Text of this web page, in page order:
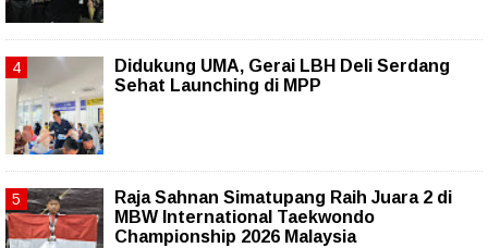
Didukung UMA, Gerai LBH Deli Serdang
Sehat Launching di MPP
Raja Sahnan Simatupang Raih Juara 2 di
MBW International Taekwondo
Championship 2026 Malaysia